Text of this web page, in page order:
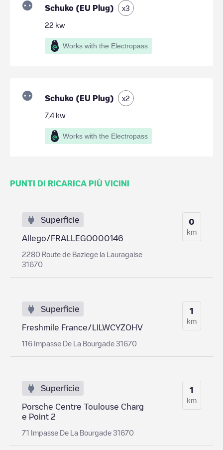
Schuko (EU Plug) x3
22 kw
Works with the Electropass
Schuko (EU Plug) x2
7,4 kw
Works with the Electropass
PUNTI DI RICARICA PIÙ VICINI
Superficie
Allego/FRALLEGO000146
2280 Route de Baziege la Lauragaise
31670
0
km
Superficie
Freshmile France/LILWCYZOHV
116 Impasse De La Bourgade 31670
1
km
Superficie
Porsche Centre Toulouse Charg
e Point 2
71 Impasse De La Bourgade 31670
1
km